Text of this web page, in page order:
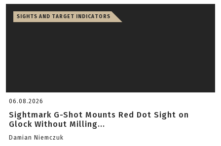
SIGHTS AND TARGET INDICATORS
06.08.2026
Sightmark G-Shot Mounts Red Dot Sight on
Glock Without Milling...
Damian Niemczuk